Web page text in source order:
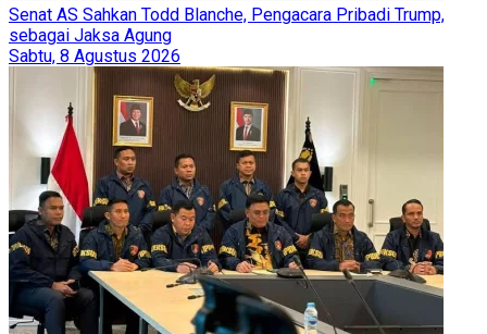
Senat AS Sahkan Todd Blanche, Pengacara Pribadi Trump,
sebagai Jaksa Agung
Sabtu, 8 Agustus 2026